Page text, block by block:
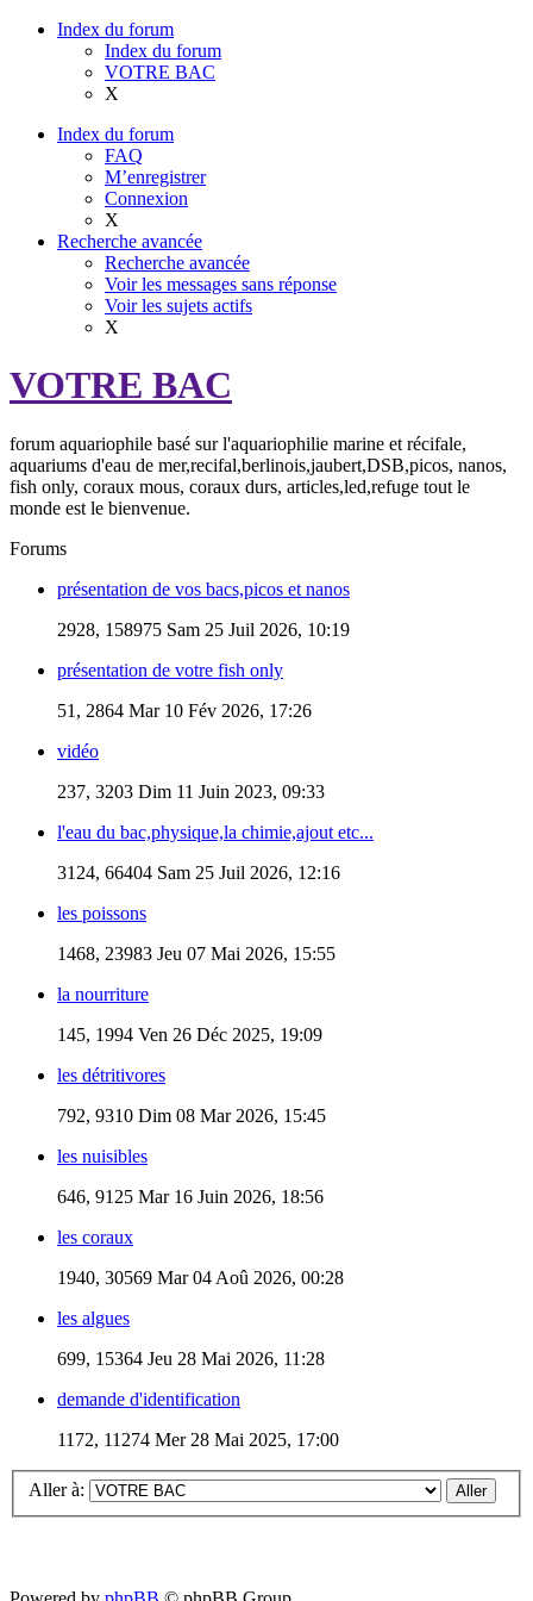
Index du forum
Index du forum
VOTRE BAC
X
Index du forum
FAQ
M’enregistrer
Connexion
X
Recherche avancée
Recherche avancée
Voir les messages sans réponse
Voir les sujets actifs
X
VOTRE BAC
forum aquariophile basé sur l'aquariophilie marine et récifale,
aquariums d'eau de mer,recifal,berlinois,jaubert,DSB,picos, nanos,
fish only, coraux mous, coraux durs, articles,led,refuge tout le
monde est le bienvenue.
Forums
présentation de vos bacs,picos et nanos
2928, 158975 Sam 25 Juil 2026, 10:19
présentation de votre fish only
51, 2864 Mar 10 Fév 2026, 17:26
vidéo
237, 3203 Dim 11 Juin 2023, 09:33
l'eau du bac,physique,la chimie,ajout etc...
3124, 66404 Sam 25 Juil 2026, 12:16
les poissons
1468, 23983 Jeu 07 Mai 2026, 15:55
la nourriture
145, 1994 Ven 26 Déc 2025, 19:09
les détritivores
792, 9310 Dim 08 Mar 2026, 15:45
les nuisibles
646, 9125 Mar 16 Juin 2026, 18:56
les coraux
1940, 30569 Mar 04 Aoû 2026, 00:28
les algues
699, 15364 Jeu 28 Mai 2026, 11:28
demande d'identification
1172, 11274 Mer 28 Mai 2025, 17:00
Aller à: